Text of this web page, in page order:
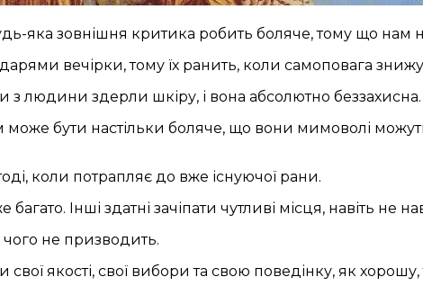
яка зовнішня критика робить боляче, тому що нам
вечірки, тому їх ранить, коли самоповага
з людини здерли шкіру, і вона абсолютно беззахисна.
може бути настільки боляче, що вони мимоволі
коли потрапляє до вже існуючої рани.
Інші здатні зачіпати чутливі місця, навіть не
не призводить.
якості, свої вибори та свою поведінку, як хорошу,